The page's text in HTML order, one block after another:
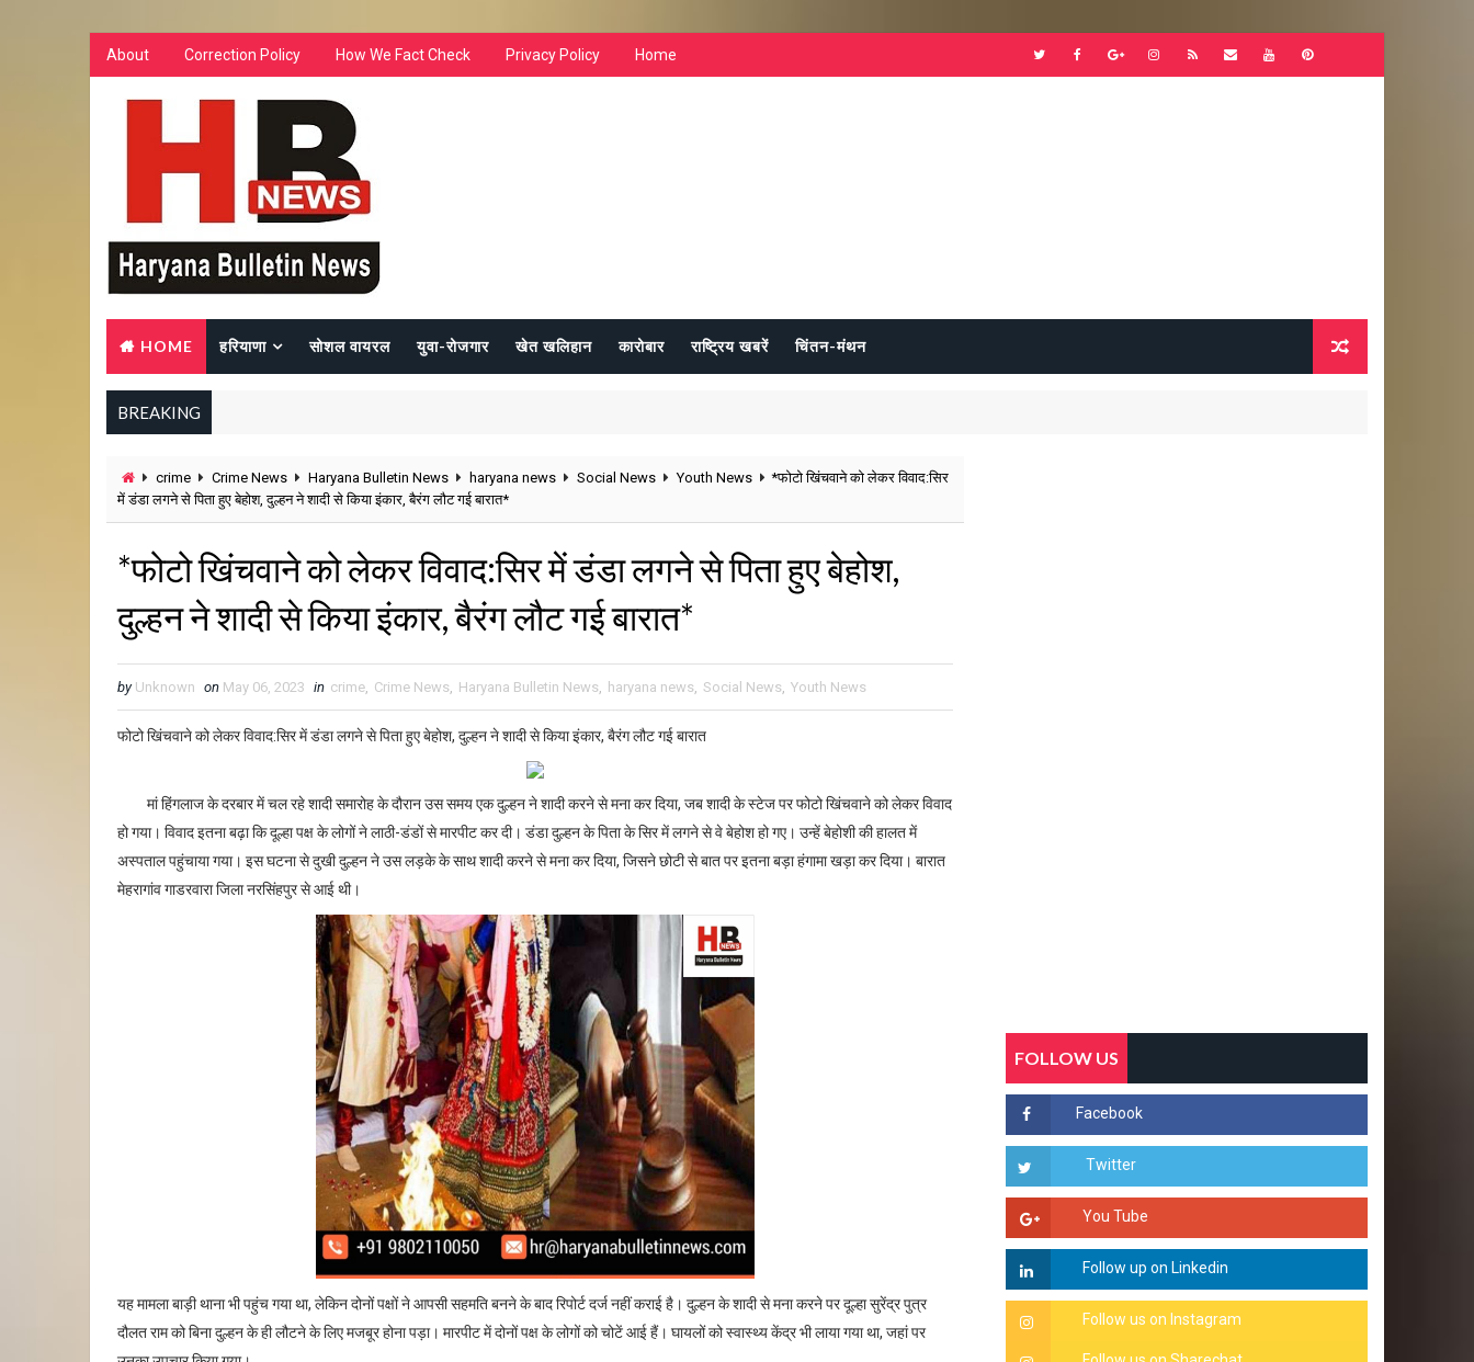
About Correction Policy How We Fact Check Privacy Policy Home
HOME हरियाणा सोशल वायरल युवा-रोजगार खेत खलिहान कारोबार राष्ट्रिय खबरें चिंतन-मंथन
BREAKING
crime Crime News Haryana Bulletin News haryana news Social News Youth News
*फोटो खिंचवाने को लेकर विवाद:सिर
में डंडा लगने से पिता हुए बेहोश, दुल्हन ने शादी से किया इंकार, बैरंग लौट गई बारात*
*फोटो खिंचवाने को लेकर विवाद:सिर में डंडा लगने से पिता हुए बेहोश,
दुल्हन ने शादी से किया इंकार, बैरंग लौट गई बारात*
by Unknown on May 06, 2023 in crime, Crime News, Haryana Bulletin News, haryana news, Social News, Youth News
फोटो खिंचवाने को लेकर विवाद:सिर में डंडा लगने से पिता हुए बेहोश, दुल्हन ने शादी से किया इंकार, बैरंग लौट गई बारात
मां हिंगलाज के दरबार में चल रहे शादी समारोह के दौरान उस समय एक दुल्हन ने शादी करने से मना कर दिया, जब शादी के स्टेज पर फोटो खिंचवाने को लेकर विवाद
हो गया। विवाद इतना बढ़ा कि दूल्हा पक्ष के लोगों ने लाठी-डंडों से मारपीट कर दी। डंडा दुल्हन के पिता के सिर में लगने से वे बेहोश हो गए। उन्हें बेहोशी की हालत में
अस्पताल पहुंचाया गया। इस घटना से दुखी दुल्हन ने उस लड़के के साथ शादी करने से मना कर दिया, जिसने छोटी से बात पर इतना बड़ा हंगामा खड़ा कर दिया। बारात
मेहरागांव गाडरवारा जिला नरसिंहपुर से आई थी।
यह मामला बाड़ी थाना भी पहुंच गया था, लेकिन दोनों पक्षों ने आपसी सहमति बनने के बाद रिपोर्ट दर्ज नहीं कराई है। दुल्हन के शादी से मना करने पर दूल्हा सुरेंद्र पुत्र
दौलत राम को बिना दुल्हन के ही लौटने के लिए मजबूर होना पड़ा। मारपीट में दोनों पक्ष के लोगों को चोटें आई हैं। घायलों को स्वास्थ्य केंद्र भी लाया गया था, जहां पर
FOLLOW US